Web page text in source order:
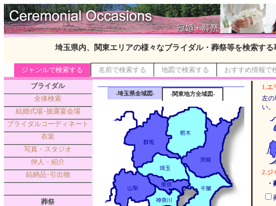
埼玉県内、関東エリアの様々なブライダル・葬祭等を検索する
ジャンルで検索する 名前で検索する 地図で検索する おすすめ情報で
ブライダル
全体検索
結婚式場･披露宴会場
ブライダルコーディネート
衣装
写真・スタジオ
仲人・紹介
結納品･引出物
葬祭
-埼玉県全域図- -関東地方全域図-
1.エ
左の
い。
2.ジ